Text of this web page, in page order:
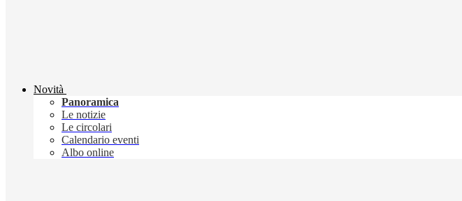
Novità
Panoramica
Le notizie
Le circolari
Calendario eventi
Albo online